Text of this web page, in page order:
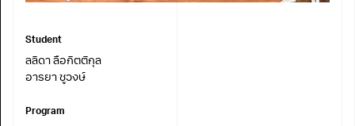
Student
ลลิดา ลือกิตติกุล
อารยา ชูวงษ์
Program